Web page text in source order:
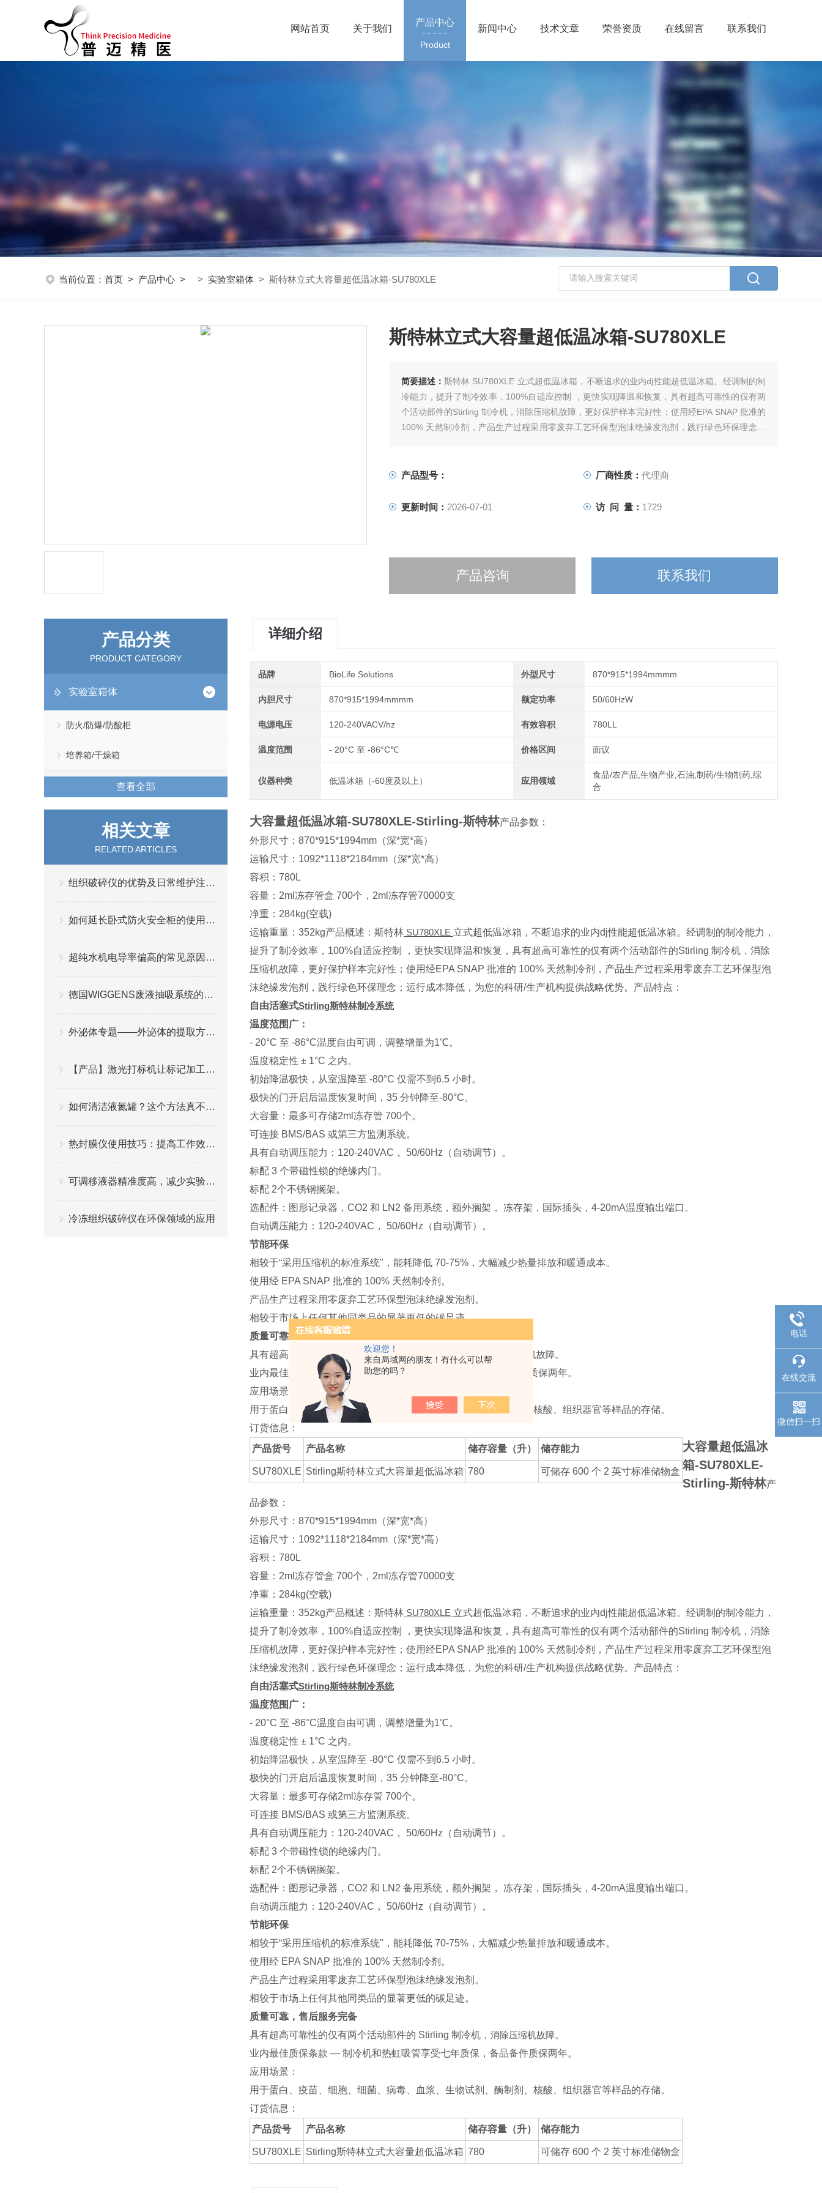
欢迎您！
来自局域网的朋友！有什么可以帮
助您的吗？
网站首页 关于我们
产品中心
Product
新闻中心 技术文章 荣誉资质 在线留言 联系我们
当前位置： 首页 > 产品中心 > > 实验室箱体 > 斯特林立式大容量超低温冰箱-SU780XLE
斯特林立式大容量超低温冰箱-SU780XLE
简要描述： 斯特林 SU780XLE 立式超低温冰箱，不断追求的业内dj性能超低温冰箱。经调制的制
冷能力，提升了制冷效率，100%自适应控制 ，更快实现降温和恢复，具有超高可靠性的仅有两
个活动部件的Stirling 制冷机，消除压缩机故障，更好保护样本完好性；使用经EPA SNAP 批准的
100% 天然制冷剂，产品生产过程采用零废弃工艺环保型泡沫绝缘发泡剂，践行绿色环保理念；
产品型号： 厂商性质： 代理商
更新时间： 2026-07-01 访 问 量： 1729
产品咨询 联系我们
产品分类
PRODUCT CATEGORY
实验室箱体
防火/防爆/防酸柜
培养箱/干燥箱
查看全部
相关文章
RELATED ARTICLES
组织破碎仪的优势及日常维护注意事项
如何延长卧式防火安全柜的使用寿命？
超纯水机电导率偏高的常见原因分析
德国WIGGENS废液抽吸系统的优势分析
外泌体专题——外泌体的提取方法都有哪些？
【产品】激光打标机让标记加工变得智能
如何清洁液氮罐？这个方法真不错！
热封膜仪使用技巧：提高工作效率与质量
可调移液器精准度高，减少实验误差
冷冻组织破碎仪在环保领域的应用
详细介绍
品牌 BioLife Solutions 外型尺寸 870*915*1994mmmm
内胆尺寸 870*915*1994mmmm 额定功率 50/60HzW
电源电压 120-240VACV/hz 有效容积 780LL
温度范围 - 20°C 至 -86°C℃ 价格区间 面议
仪器种类 低温冰箱（-60度及以上） 应用领域
食品/农产品,生物产业,石油,制药/生物制药,综
合
大容量超低温冰箱-SU780XLE-Stirling-斯特林产品参数：
外形尺寸：870*915*1994mm（深*宽*高）
运输尺寸：1092*1118*2184mm（深*宽*高）
容积：780L
容量：2ml冻存管盒 700个，2ml冻存管70000支
净重：284kg(空载)
运输重量：352kg产品概述： 斯特林 SU780XLE 立式超低温冰箱，不断追求的业内dj性能超低温冰箱。经调制的制冷能力，
提升了制冷效率，100%自适应控制 ，更快实现降温和恢复，具有超高可靠性的仅有两个活动部件的Stirling 制冷机，消除
压缩机故障，更好保护样本完好性；使用经EPA SNAP 批准的 100% 天然制冷剂，产品生产过程采用零废弃工艺环保型泡
沫绝缘发泡剂，践行绿色环保理念；运行成本降低，为您的科研/生产机构提供战略优势。 产品特点：
自由活塞式Stirling斯特林制冷系统
温度范围广：
- 20°C 至 -86°C温度自由可调，调整增量为1℃。
温度稳定性 ± 1°C 之内。
初始降温极快，从室温降至 -80°C 仅需不到6.5 小时。
极快的门开启后温度恢复时间，35 分钟降至-80°C。
大容量：最多可存储2ml冻存管 700个。
可连接 BMS/BAS 或第三方监测系统。
具有自动调压能力：120-240VAC， 50/60Hz（自动调节）。
标配 3 个带磁性锁的绝缘内门。
标配 2个不锈钢搁架。
选配件：图形记录器，CO2 和 LN2 备用系统，额外搁架， 冻存架，国际插头，4-20mA温度输出端口。
自动调压能力：120-240VAC， 50/60Hz（自动调节）。
节能环保
相较于“采用压缩机的标准系统"，能耗降低 70-75%，大幅减少热量排放和暖通成本。
使用经 EPA SNAP 批准的 100% 天然制冷剂。
产品生产过程采用零废弃工艺环保型泡沫绝缘发泡剂。
相较于市场上任何其他同类品的显著更低的碳足迹。
质量可靠，售后服务完备
具有超高可靠性的仅有两个活动部件的 Stirling 制冷机，消除压缩机故障。
业内最佳质保条款 — 制冷机和热虹吸管享受七年质保，备品备件质保两年。
应用场景：
用于蛋白、疫苗、细胞、细菌、病毒、血浆、生物试剂、酶制剂、核酸、组织器官等样品的存储。
订货信息：
产品货号
产品名称 储存容量（升） 储存能力
SU780XLE Stirling斯特林立式大容量超低温冰箱 780 可储存 600 个 2 英寸标准储物盒
大容量超低温冰
箱-SU780XLE-
Stirling-斯特林产
品参数：
外形尺寸：870*915*1994mm（深*宽*高）
运输尺寸：1092*1118*2184mm（深*宽*高）
容积：780L
容量：2ml冻存管盒 700个，2ml冻存管70000支
净重：284kg(空载)
运输重量：352kg产品概述： 斯特林 SU780XLE 立式超低温冰箱，不断追求的业内dj性能超低温冰箱。经调制的制冷能力，
提升了制冷效率，100%自适应控制 ，更快实现降温和恢复，具有超高可靠性的仅有两个活动部件的Stirling 制冷机，消除
压缩机故障，更好保护样本完好性；使用经EPA SNAP 批准的 100% 天然制冷剂，产品生产过程采用零废弃工艺环保型泡
沫绝缘发泡剂，践行绿色环保理念；运行成本降低，为您的科研/生产机构提供战略优势。 产品特点：
自由活塞式Stirling斯特林制冷系统
温度范围广：
- 20°C 至 -86°C温度自由可调，调整增量为1℃。
温度稳定性 ± 1°C 之内。
初始降温极快，从室温降至 -80°C 仅需不到6.5 小时。
极快的门开启后温度恢复时间，35 分钟降至-80°C。
大容量：最多可存储2ml冻存管 700个。
可连接 BMS/BAS 或第三方监测系统。
具有自动调压能力：120-240VAC， 50/60Hz（自动调节）。
标配 3 个带磁性锁的绝缘内门。
标配 2个不锈钢搁架。
选配件：图形记录器，CO2 和 LN2 备用系统，额外搁架， 冻存架，国际插头，4-20mA温度输出端口。
自动调压能力：120-240VAC， 50/60Hz（自动调节）。
节能环保
相较于“采用压缩机的标准系统"，能耗降低 70-75%，大幅减少热量排放和暖通成本。
使用经 EPA SNAP 批准的 100% 天然制冷剂。
产品生产过程采用零废弃工艺环保型泡沫绝缘发泡剂。
相较于市场上任何其他同类品的显著更低的碳足迹。
质量可靠，售后服务完备
具有超高可靠性的仅有两个活动部件的 Stirling 制冷机， 消除压缩机故障。
业内最佳质保条款 — 制冷机和热虹吸管享受七年质保，备品备件质保两年。
应用场景：
用于蛋白、疫苗、细胞、细菌、病毒、血浆、生物试剂、酶制剂、核酸、组织器官等样品的存储。
订货信息：
产品货号
产品名称 储存容量（升） 储存能力
SU780XLE Stirling斯特林立式大容量超低温冰箱 780 可储存 600 个 2 英寸标准储物盒
电话
在线交流
微信扫一扫